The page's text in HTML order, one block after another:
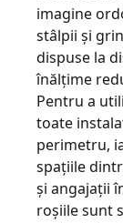
imagine
stâlpii şi
dispuse la
înălţime
Pentru a
toate
perimetru,
spaţiile
şi angajaţii
roşiile sunt